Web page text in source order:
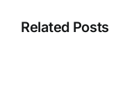
Related Posts
“Silahkan